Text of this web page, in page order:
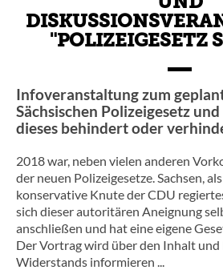
"POLIZEIGESETZ
Infoveranstaltung zum
Sächsischen Polizeigesetz
dieses behindert oder
2018 war, neben vielen anderen
der neuen Polizeigesetze. Sachsen,
konservative Knute der CDU
sich dieser autoritären Aneignung
anschließen und hat eine eigene
Der Vortrag wird über den Inhalt und
Widerstands informieren ...